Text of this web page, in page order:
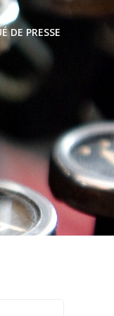
DE PRESSE